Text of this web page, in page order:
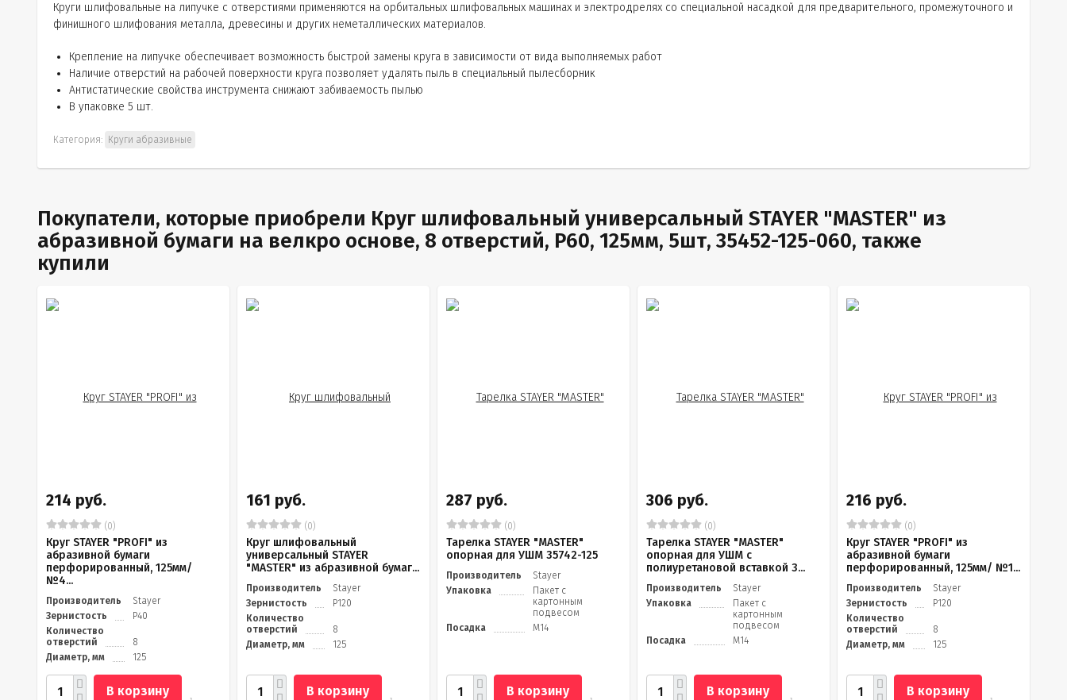
Круги шлифовальные на липучке с отверстиями применяются на орбитальных шлифовальных машинах и электродрелях со специальной насадкой для предварительного, промежуточного и
финишного шлифования металла, древесины и других неметаллических материалов.
Крепление на липучке обеспечивает возможность быстрой замены круга в зависимости от вида выполняемых работ
Наличие отверстий на рабочей поверхности круга позволяет удалять пыль в специальный пылесборник
Антистатические свойства инструмента снижают забиваемость пылью
В упаковке 5 шт.
Категория: Круги абразивные
Покупатели, которые приобрели Круг шлифовальный универсальный STAYER "MASTER" из
абразивной бумаги на велкро основе, 8 отверстий, Р60, 125мм, 5шт, 35452-125-060, также
купили
214 руб.
(0)
Круг STAYER "PROFI" из
абразивной бумаги
перфорированный, 125мм/
№4...
Производитель
Stayer
Зернистость
Р40
Количество
отверстий
8
Диаметр, мм
125
В корзину
161 руб.
(0)
Круг шлифовальный
универсальный STAYER
"MASTER" из абразивной бумаг...
Производитель
Stayer
Зернистость
Р120
Количество
отверстий
8
Диаметр, мм
125
В корзину
287 руб.
(0)
Тарелка STAYER "MASTER"
опорная для УШМ 35742-125
Производитель
Stayer
Упаковка
Пакет с
картонным
подвесом
Посадка
M14
В корзину
306 руб.
(0)
Тарелка STAYER "MASTER"
опорная для УШМ с
полиуретановой вставкой 3...
Производитель
Stayer
Упаковка
Пакет с
картонным
подвесом
Посадка
M14
В корзину
216 руб.
(0)
Круг STAYER "PROFI" из
абразивной бумаги
перфорированный, 125мм/ №1...
Производитель
Stayer
Зернистость
Р120
Количество
отверстий
8
Диаметр, мм
125
В корзину